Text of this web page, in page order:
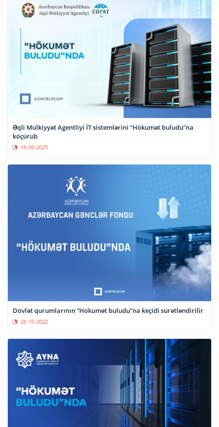
Əqli Mülkiyyət Agentliyi İT sistemlərini “Hökumət buludu”na
köçürüb
19-05-2025
Dövlət qurumlarının “Hökumət buludu”na keçidi sürətləndirilir
26-10-2022